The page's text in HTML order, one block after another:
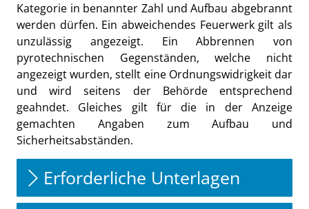
Kategorie in benannter Zahl und Aufbau abgebrannt
werden dürfen. Ein abweichendes Feuerwerk gilt als
unzulässig angezeigt. Ein Abbrennen von
pyrotechnischen Gegenständen, welche nicht
angezeigt wurden, stellt eine Ordnungswidrigkeit dar
und wird seitens der Behörde entsprechend
geahndet. Gleiches gilt für die in der Anzeige
gemachten Angaben zum Aufbau und
Sicherheitsabständen.
Erforderliche Unterlagen